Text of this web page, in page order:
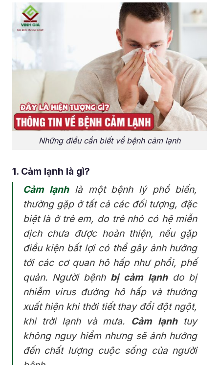
Những điều cần biết về bệnh cảm lạnh
1. Cảm lạnh là gì?
Cảm lạnhlà một bệnh lý phổ biến,
thường gặp ở tất cả các đối tượng, đặc
biệt là ở trẻ em, do trẻ nhỏ có hệ miễn
dịch chưa được hoàn thiện, nếu gặp
điều kiện bất lợi có thể gây ảnh hưởng
tới các cơ quan hô hấp như phổi, phế
quản. Người bệnh bị cảm lạnhdo bị
nhiễm virus đường hô hấp và thường
xuất hiện khi thời tiết thay đổi đột ngột,
khi trời lạnh và mưa. Cảm lạnhtuy
không nguy hiểm nhưng sẽ ảnh hưởng
đến chất lượng cuộc sống của người